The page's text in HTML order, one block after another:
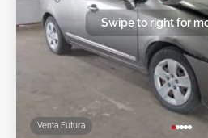
Venta Futura
Swipe to right for